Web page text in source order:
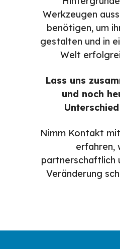
Werkzeugen
benötigen, um
gestalten und in
Welt
Lass uns
und noch
Nimm Kontakt
erfahren,
partnerschaftlich
Veränderung